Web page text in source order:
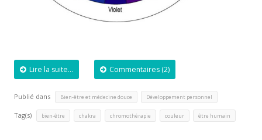
Lire la suite... Commentaires (2)
Publié dans Bien-être et médecine douce Développement personnel
Tag(s) bien-être chakra chromothérapie couleur être humain